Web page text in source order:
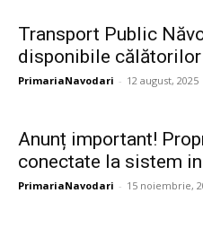
Transport Public
disponibile călătorilor
PrimariaNavodari - 12 august, 2025
Anunț important!
conectate la sistem
PrimariaNavodari - 15 noiembrie,